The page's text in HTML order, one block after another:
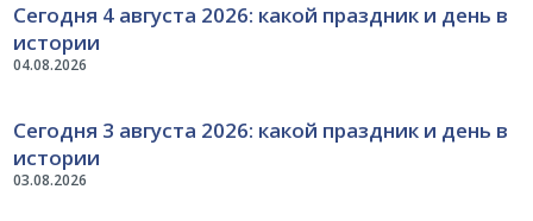
04.08.2026
Сегодня 4 августа 2026: какой праздник и день в
истории
03.08.2026
Сегодня 3 августа 2026: какой праздник и день в
истории